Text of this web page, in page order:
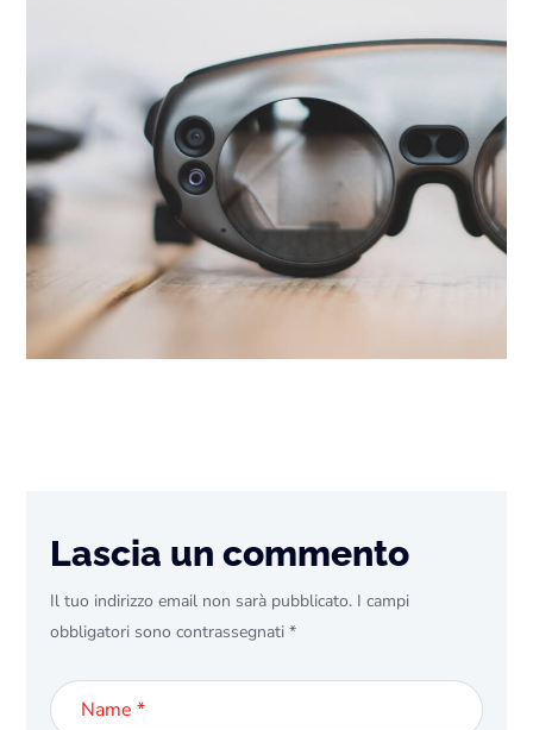
Lascia un commento
Il tuo indirizzo email non sarà pubblicato. I campi
obbligatori sono contrassegnati*